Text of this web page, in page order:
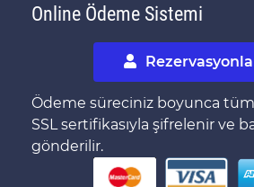
Online Ödeme Sistemi
Ödeme süreciniz boyunca
SSL sertifikasıyla şifrelenir ve
gönderilir.